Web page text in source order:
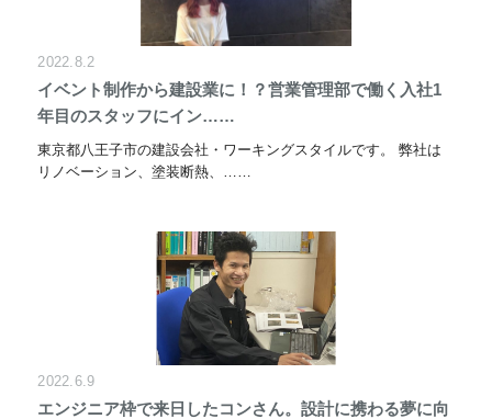
2022.8.2
イベント制作から建設業に！？営業管理部で働く入社1
年目のスタッフにイン……
東京都八王子市の建設会社・ワーキングスタイルです。 弊社は
リノベーション、塗装断熱、……
2022.6.9
エンジニア枠で来日したコンさん。設計に携わる夢に向